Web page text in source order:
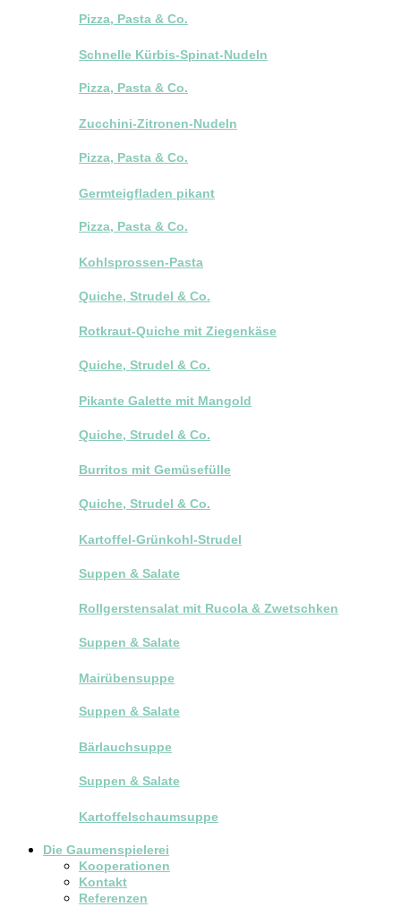
Pizza, Pasta & Co.
Schnelle Kürbis-Spinat-Nudeln
Pizza, Pasta & Co.
Zucchini-Zitronen-Nudeln
Pizza, Pasta & Co.
Germteigfladen pikant
Pizza, Pasta & Co.
Kohlsprossen-Pasta
Quiche, Strudel & Co.
Rotkraut-Quiche mit Ziegenkäse
Quiche, Strudel & Co.
Pikante Galette mit Mangold
Quiche, Strudel & Co.
Burritos mit Gemüsefülle
Quiche, Strudel & Co.
Kartoffel-Grünkohl-Strudel
Suppen & Salate
Rollgerstensalat mit Rucola & Zwetschken
Suppen & Salate
Mairübensuppe
Suppen & Salate
Bärlauchsuppe
Suppen & Salate
Kartoffelschaumsuppe
Die Gaumenspielerei
Kooperationen
Kontakt
Referenzen